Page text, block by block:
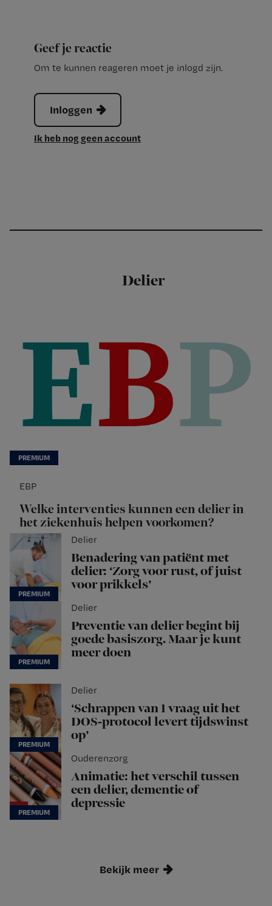
Geef je reactie
Om te kunnen reageren moet je inlogd zijn.
Inloggen
Ik heb nog geen account
Delier
EBP
Welke interventies kunnen een delier in
het ziekenhuis helpen voorkomen?
Delier
Benadering van patiënt met
delier: ‘Zorg voor rust, of juist
voor prikkels’
Delier
Preventie van delier begint bij
goede basiszorg. Maar je kunt
meer doen
Delier
‘Schrappen van 1 vraag uit het
DOS-protocol levert tijdswinst
op’
Ouderenzorg
Animatie: het verschil tussen
een delier, dementie of
depressie
Bekijk meer